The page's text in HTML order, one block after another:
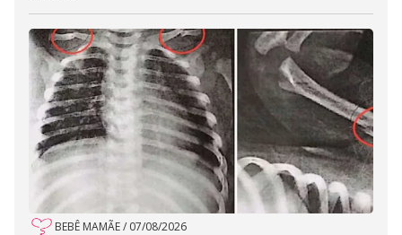
BEBÊ MAMÃE/ 07/08/2026